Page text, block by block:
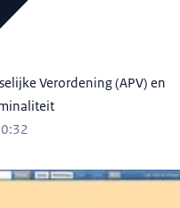
Verordening (APV) en